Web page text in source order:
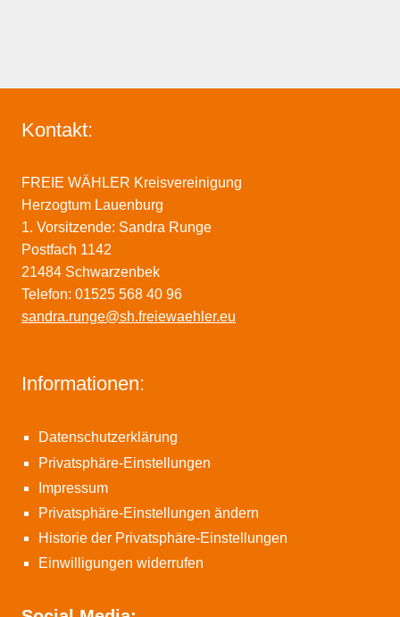
Kontakt:
FREIE WÄHLER Kreisvereinigung
Herzogtum Lauenburg
1. Vorsitzende: Sandra Runge
Postfach 1142
21484 Schwarzenbek
Telefon: 01525 568 40 96
sandra.runge@sh.freiewaehler.eu
Informationen:
Datenschutzerklärung
Privatsphäre-Einstellungen
Impressum
Privatsphäre-Einstellungen ändern
Historie der Privatsphäre-Einstellungen
Einwilligungen widerrufen